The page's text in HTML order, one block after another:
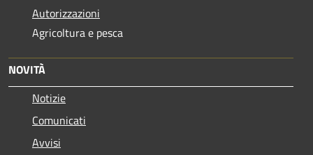
Autorizzazioni
Agricoltura e pesca
NOVITÀ
Notizie
Comunicati
Avvisi